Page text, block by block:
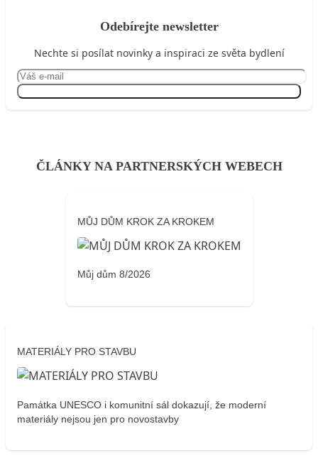
Odebírejte newsletter
Nechte si posílat novinky a inspiraci ze světa bydlení
ČLÁNKY NA PARTNERSKÝCH WEBECH
MŮJ DŮM KROK ZA KROKEM
Můj dům 8/2026
MATERIÁLY PRO STAVBU
Památka UNESCO i komunitní sál dokazují, že moderní
materiály nejsou jen pro novostavby